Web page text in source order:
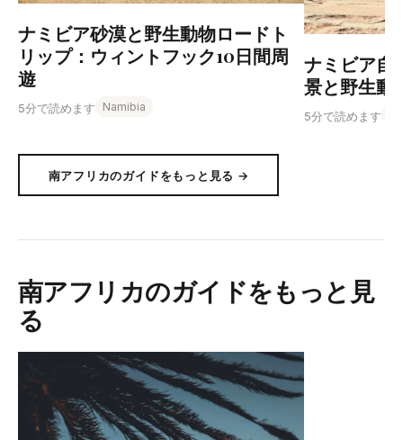
ナミビア砂漠と野生動物ロードト
リップ：ウィントフック10日間周
遊
5分で読めます Namibia
ナミビア自
景と野生動
5分で読めます
南アフリカのガイドをもっと見る →
南アフリカのガイドをもっと見
る